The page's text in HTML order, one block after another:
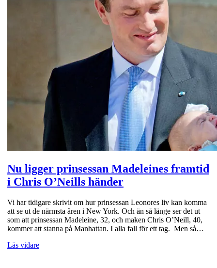
Nu ligger prinsessan Madeleines framtid
i Chris O’Neills händer
Vi har tidigare skrivit om hur prinsessan Leonores liv kan komma
att se ut de närmsta åren i New York. Och än så länge ser det ut
som att prinsessan Madeleine, 32, och maken Chris O’Neill, 40,
kommer att stanna på Manhattan. I alla fall för ett tag. Men så…
Läs vidare